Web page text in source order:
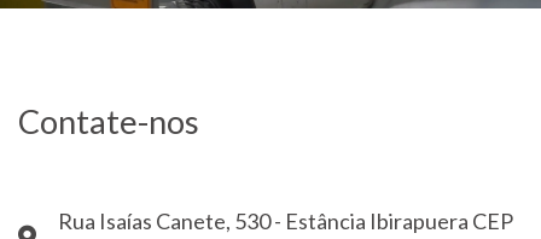
Contate-nos
Rua Isaías Canete, 530 - Estância Ibirapuera CEP